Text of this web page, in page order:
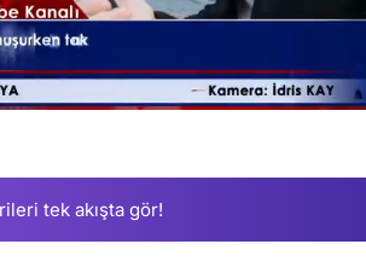
tek akışta gör!